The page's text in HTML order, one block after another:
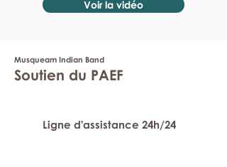
Voir la vidéo
Musqueam Indian Band
Soutien du PAEF
Ligne d'assistance 24h/24